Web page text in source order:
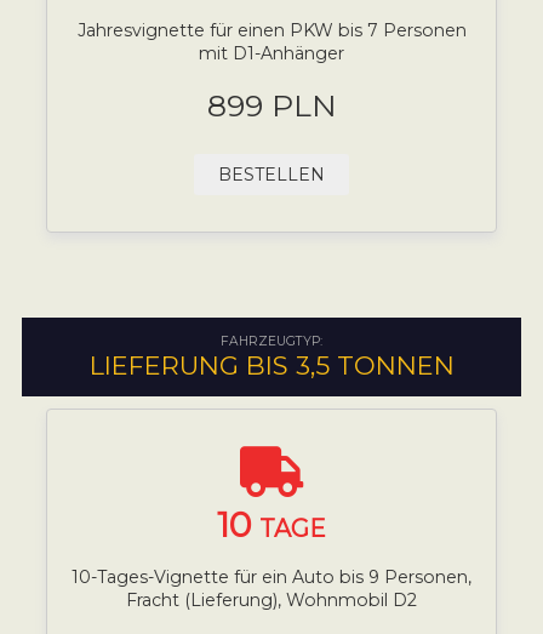
Jahresvignette für einen PKW bis 7 Personen
mit D1-Anhänger
899 PLN
BESTELLEN
FAHRZEUGTYP:
LIEFERUNG BIS 3,5 TONNEN
10 TAGE
10-Tages-Vignette für ein Auto bis 9 Personen,
Fracht (Lieferung), Wohnmobil D2